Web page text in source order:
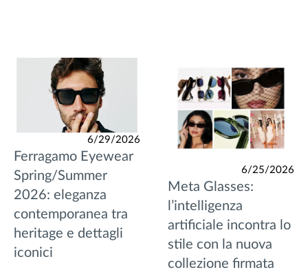
6/29/2026
Ferragamo Eyewear
Spring/Summer
2026: eleganza
contemporanea tra
heritage e dettagli
iconici
6/25/2026
Meta Glasses:
l’intelligenza
artificiale incontra lo
stile con la nuova
collezione firmata